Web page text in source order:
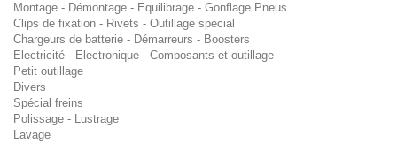
Montage - Démontage - Equilibrage - Gonflage Pneus
Clips de fixation - Rivets - Outillage spécial
Chargeurs de batterie - Démarreurs - Boosters
Electricité - Electronique - Composants et outillage
Petit outillage
Divers
Spécial freins
Polissage - Lustrage
Lavage